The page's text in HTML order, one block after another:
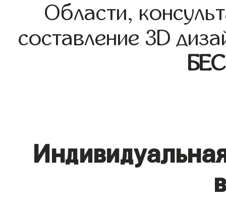
Области,
составление 3D